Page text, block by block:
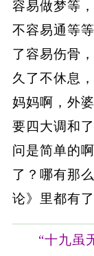
容易做梦等
不容易通等
了容易伤骨
久了不休息
妈妈啊，外
要四大调和
问是简单的
了？哪有那
论》里都有了
“十九虽